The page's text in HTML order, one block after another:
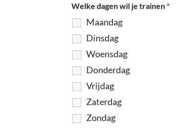
Welke dagen wil je trainen*
Maandag
Dinsdag
Woensdag
Donderdag
Vrijdag
Zaterdag
Zondag